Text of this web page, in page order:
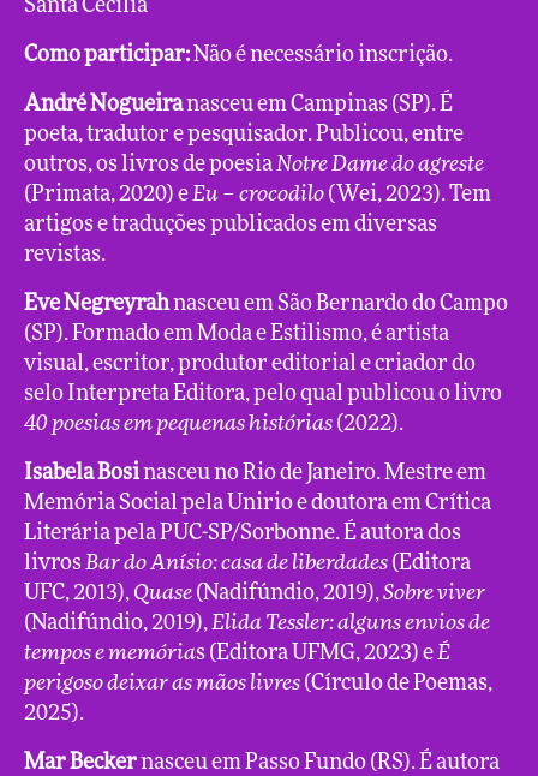
Santa Cecília
Como participar:Não é necessário inscrição.
André Nogueiranasceu em Campinas (SP). É
poeta, tradutor e pesquisador. Publicou, entre
outros, os livros de poesiaNotre Dame do agreste
(Primata, 2020) eEu – crocodilo (Wei, 2023). Tem
artigos e traduções publicados em diversas
revistas.
Eve Negreyrahnasceu em São Bernardo do Campo
(SP). Formado em Moda e Estilismo, é artista
visual, escritor, produtor editorial e criador do
selo Interpreta Editora, pelo qual publicou o livro
40 poesias em pequenas histórias (2022).
Isabela Bosinasceu no Rio de Janeiro. Mestre em
Memória Social pela Unirio e doutora em Crítica
Literária pela PUC-SP/Sorbonne. É autora dos
livrosBar do Anísio: casa de liberdades (Editora
UFC, 2013), Quase (Nadifúndio, 2019),Sobre viver
(Nadifúndio, 2019),Elida Tessler: alguns envios de
tempos e memórias (Editora UFMG, 2023) eÉ
perigoso deixar as mãos livres (Círculo de Poemas,
2025).
Mar Beckernasceu em Passo Fundo (RS). É autora